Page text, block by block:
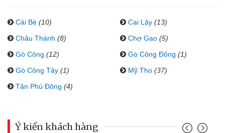
Cái Bè (10) Cai Lậy (13)
Châu Thành (8) Chợ Gạo (5)
Gò Công (12) Gò Công Đông (1)
Gò Công Tây (1) Mỹ Tho (37)
Tân Phú Đông (4)
Ý kiến khách hàng